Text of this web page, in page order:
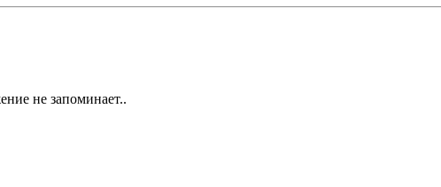
не запоминает..